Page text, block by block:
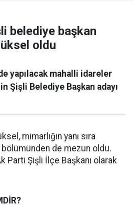
belediye başkan
oldu
yapılacak mahalli idareler
Şişli Belediye Başkan adayı
mimarlığın yanı sıra
de mezun oldu.
Parti Şişli İlçe Başkanı olarak